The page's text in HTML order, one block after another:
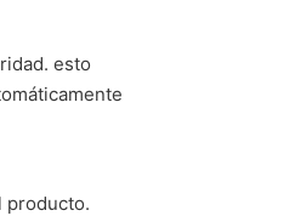
esto
producto.